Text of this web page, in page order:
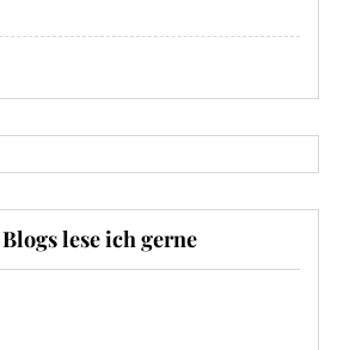
lese ich gerne